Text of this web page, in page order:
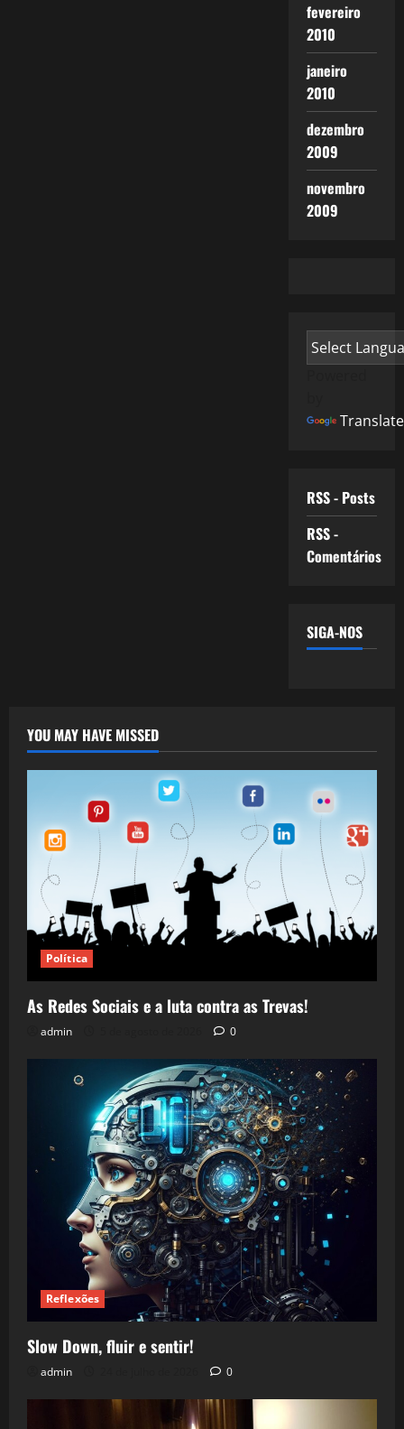
fevereiro
2010
janeiro
2010
dezembro
2009
novembro
2009
Translate
RSS - Posts
RSS -
Comentários
SIGA-NOS
YOU MAY HAVE MISSED
Política
As Redes Sociais e a luta contra as Trevas!
admin 0
Reflexões
Slow Down, fluir e sentir!
admin 0